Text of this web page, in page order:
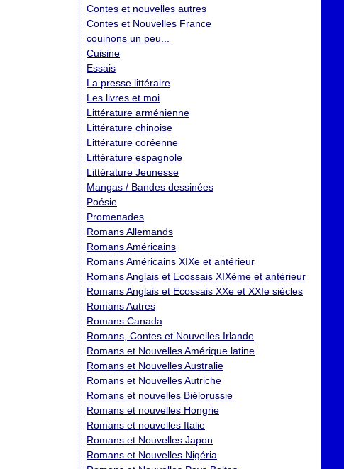
Contes et nouvelles autres
Contes et Nouvelles France
couinons un peu...
Cuisine
Essais
La presse littéraire
Les livres et moi
Littérature arménienne
Littérature chinoise
Littérature coréenne
Littérature espagnole
Littérature Jeunesse
Mangas / Bandes dessinées
Poésie
Promenades
Romans Allemands
Romans Américains
Romans Américains XIXe et antérieur
Romans Anglais et Ecossais XIXème et antérieur
Romans Anglais et Ecossais XXe et XXIe siècles
Romans Autres
Romans Canada
Romans, Contes et Nouvelles Irlande
Romans et Nouvelles Amérique latine
Romans et Nouvelles Australie
Romans et Nouvelles Autriche
Romans et nouvelles Biélorussie
Romans et nouvelles Hongrie
Romans et nouvelles Italie
Romans et Nouvelles Japon
Romans et Nouvelles Nigéria